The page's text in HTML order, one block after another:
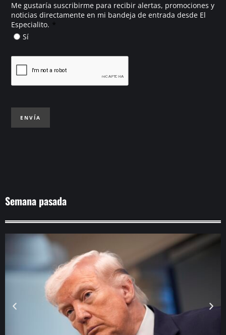
Me gustaría suscribirme para recibir alertas, promociones y
noticias directamente en mi bandeja de entrada desde El
Especialito. *
Sí
ENVÍA
Semana pasada